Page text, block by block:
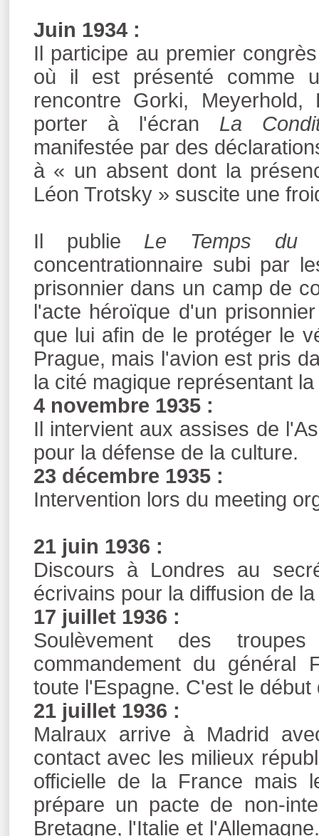
Juin 1934 :
Il participe au premier
où il est présenté comme
rencontre Gorki,
porter à l'écran La
manifestée par des
à « un absent dont la
Léon Trotsky » suscite une
Il publie Le Temps du
concentrationnaire subi par
prisonnier dans un camp de
l'acte héroïque d'un
que lui afin de le protéger le
Prague, mais l'avion est pris
la cité magique représentant
4 novembre 1935 :
Il intervient aux assises de
pour la défense de la culture.
23 décembre 1935 :
Intervention lors du meeting
21 juin 1936 :
Discours à Londres au
écrivains pour la diffusion de
17 juillet 1936 :
Soulèvement des
commandement du général
toute l'Espagne. C'est le
21 juillet 1936 :
Malraux arrive à Madrid
contact avec les milieux
officielle de la France mais
prépare un pacte de non-
Bretagne, l'Italie et